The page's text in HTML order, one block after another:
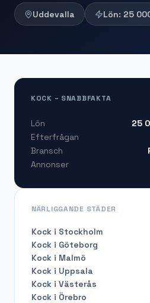
Uddevalla Lön: 25
KOCK – SNABBFAKTA
Lön 25
Efterfrågan
Bransch
Annonser
NÄRLIGGANDE STÄDER
Kock i Stockholm
Kock i Göteborg
Kock i Malmö
Kock i Uppsala
Kock i Västerås
Kock i Örebro